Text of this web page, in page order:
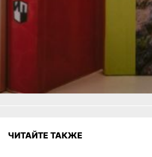
Одноклассники,
Яндекс.Дзен
ЧИТАЙТЕ ТАКЖЕ